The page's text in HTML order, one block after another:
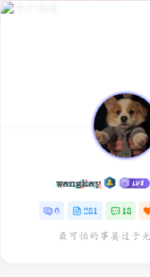
wangkay
0 281 18
最可怕的事莫过于